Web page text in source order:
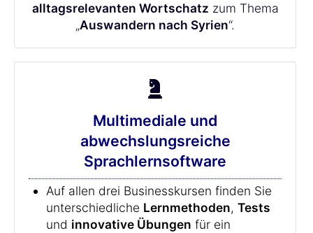
alltagsrelevanten Wortschatz zum Thema
„Auswandern nach Syrien“.
Multimediale und
abwechslungsreiche
Sprachlernsoftware
Auf allen drei Businesskursen finden Sie
unterschiedliche Lernmethoden, Tests
und innovative Übungen für ein